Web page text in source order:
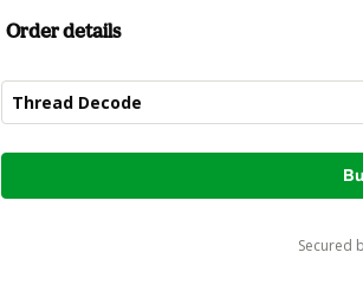
Order details
Thread Decode
Total
secured